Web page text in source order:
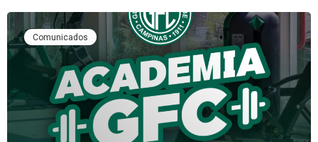
Comunicados